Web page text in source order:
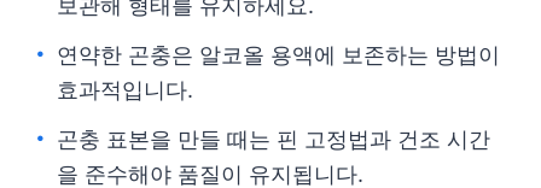
보관해 형태를 유지하세요.
연약한 곤충은 알코올 용액에 보존하는 방법이
효과적입니다.
곤충 표본을 만들 때는 핀 고정법과 건조 시간
을 준수해야 품질이 유지됩니다.